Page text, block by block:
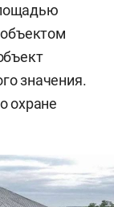
значения.
охране